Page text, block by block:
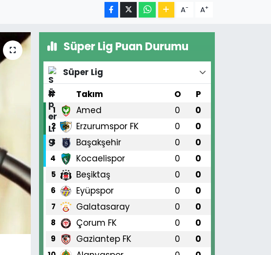
A- A+
Süper Lig Puan Durumu
Süper Lig
#
Takım O P
1 Amed 0 0
2 Erzurumspor FK 0 0
3 Başakşehir 0 0
4 Kocaelispor 0 0
5 Beşiktaş 0 0
6 Eyüpspor 0 0
7 Galatasaray 0 0
8 Çorum FK 0 0
9 Gaziantep FK 0 0